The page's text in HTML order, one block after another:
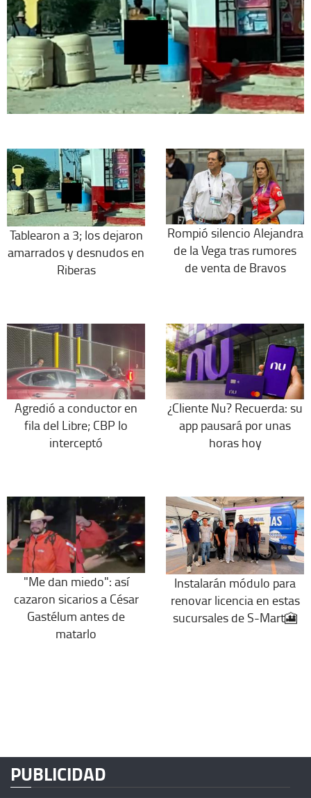
Tablearon a 3; los dejaron
amarrados y desnudos en
Riberas
Rompió silencio Alejandra
de la Vega tras rumores
de venta de Bravos
Agredió a conductor en
fila del Libre; CBP lo
interceptó
¿Cliente Nu? Recuerda: su
app pausará por unas
horas hoy
"Me dan miedo": así
cazaron sicarios a César
Gastélum antes de
matarlo
Instalarán módulo para
renovar licencia en estas
sucursales de S-Mart🎦
PUBLICIDAD